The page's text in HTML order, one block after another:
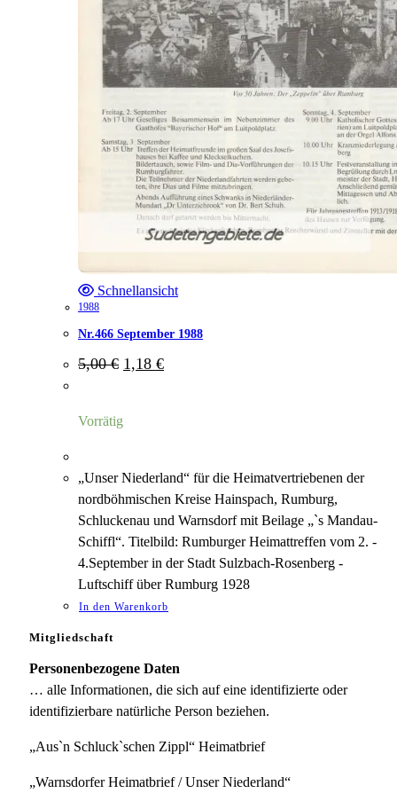
Schnellansicht
1988
Nr.466 September 1988
5,00€ Ursprünglicher
Preis
1,18 €Aktueller
Preis
Vorrätig
„Unser Niederland“ für die Heimatvertriebenen der
nordböhmischen Kreise Hainspach, Rumburg,
Schluckenau und Warnsdorf mit Beilage „`s Mandau-
Schiffl“. Titelbild: Rumburger Heimattreffen vom 2. -
4.September in der Stadt Sulzbach-Rosenberg -
Luftschiff über Rumburg 1928
In den Warenkorb
Mitgliedschaft
Personenbezogene Daten
… alle Informationen, die sich auf eine identifizierte oder
identifizierbare natürliche Person beziehen.
„Aus`n Schluck`schen Zippl“ Heimatbrief
„Warnsdorfer Heimatbrief / Unser Niederland“